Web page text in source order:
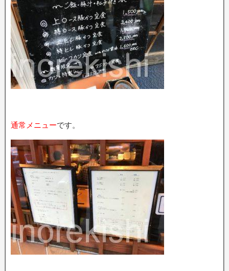
通常メニューです。